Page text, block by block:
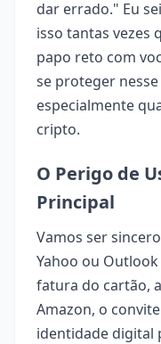
dar errado." Eu
isso tantas vezes
papo reto com
se proteger
especialmente
cripto.
O Perigo de
Principal
Vamos ser
Yahoo ou
fatura do cartão,
Amazon, o
identidade digital